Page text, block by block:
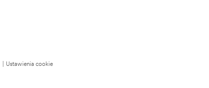
Ustawienia cookie